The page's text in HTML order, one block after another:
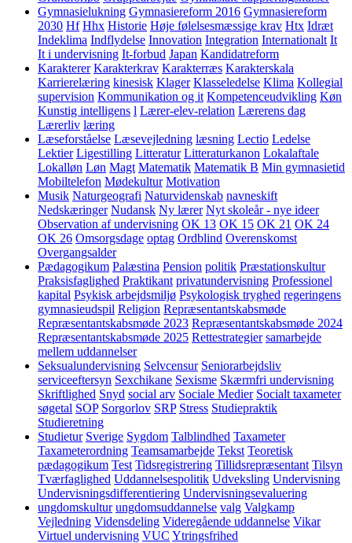
Gymnasielukning Gymnasiereform 2016 Gymnasiereform
2030 Hf Hhx Historie Høje følelsesmæssige krav Htx Idræt
Indeklima Indflydelse Innovation Integration Internationalt It
It i undervisning It-forbud Japan Kandidatreform
Karakterer Karakterkrav Karakterræs Karakterskala
Karrierelæring kinesisk Klager Klasseledelse Klima Kollegial
supervision Kommunikation og it Kompetenceudvikling Køn
Kunstig intelligens l Lærer-elev-relation Lærerens dag
Lærerliv læring
Læseforståelse Læsevejledning læsning Lectio Ledelse
Lektier Ligestilling Litteratur Litteraturkanon Lokalaftale
Lokalløn Løn Magt Matematik Matematik B Min gymnasietid
Mobiltelefon Mødekultur Motivation
Musik Naturgeografi Naturvidenskab navneskift
Nedskæringer Nudansk Ny lærer Nyt skoleår - nye ideer
Observation af undervisning OK 13 OK 15 OK 21 OK 24
OK 26 Omsorgsdage optag Ordblind Overenskomst
Overgangsalder
Pædagogikum Palæstina Pension politik Præstationskultur
Praksisfaglighed Praktikant privatundervisning Professionel
kapital Psykisk arbejdsmiljø Psykologisk tryghed regeringens
gymnasieudspil Religion Repræsentantskabsmøde
Repræsentantskabsmøde 2023 Repræsentantskabsmøde 2024
Repræsentantskabsmøde 2025 Rettestrategier samarbejde
mellem uddannelser
Seksualundervisning Selvcensur Seniorarbejdsliv
serviceeftersyn Sexchikane Sexisme Skærmfri undervisning
Skriftlighed Snyd social arv Sociale Medier Socialt taxameter
søgetal SOP Sorgorlov SRP Stress Studiepraktik
Studieretning
Studietur Sverige Sygdom Talblindhed Taxameter
Taxameterordning Teamsamarbejde Tekst Teoretisk
pædagogikum Test Tidsregistrering Tillidsrepræsentant Tilsyn
Tværfaglighed Uddannelsespolitik Udveksling Undervisning
Undervisningsdifferentiering Undervisningsevaluering
ungdomskultur ungdomsuddannelse valg Valgkamp
Vejledning Vidensdeling Videregående uddannelse Vikar
Virtuel undervisning VUC Ytringsfrihed